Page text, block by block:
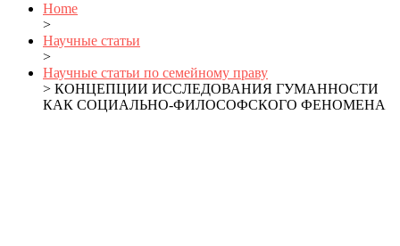
Home
>
Научные статьи
>
Научные статьи по семейному праву
> КОНЦЕПЦИИ ИССЛЕДОВАНИЯ ГУМАННОСТИ
КАК СОЦИАЛЬНО-ФИЛОСОФСКОГО ФЕНОМЕНА